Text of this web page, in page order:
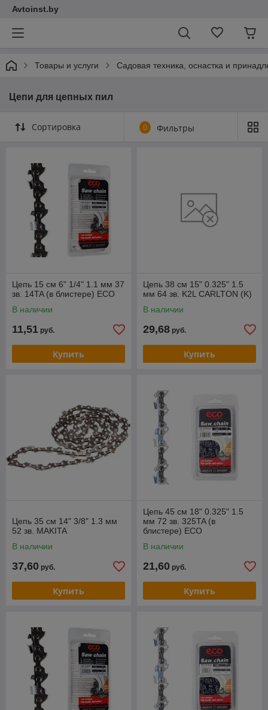
Avtoinst.by
Товары и услуги Садовая техника, оснастка и
Цепи для цепных пил
Сортировка 0 Фильтры
Цепь 15 см 6" 1/4" 1.1 мм 37
зв. 14TA (в блистере) ECO
В наличии
11,51 руб.
Купить
Цепь 38 см 15" 0.325" 1.5
мм 64 зв. K2L CARLTON (K)
В наличии
29,68 руб.
Купить
Цепь 35 см 14" 3/8" 1.3 мм
52 зв. MAKITA
В наличии
37,60 руб.
Купить
Цепь 45 см 18" 0.325" 1.5
мм 72 зв. 325TA (в
блистере) ECO
В наличии
21,60 руб.
Купить